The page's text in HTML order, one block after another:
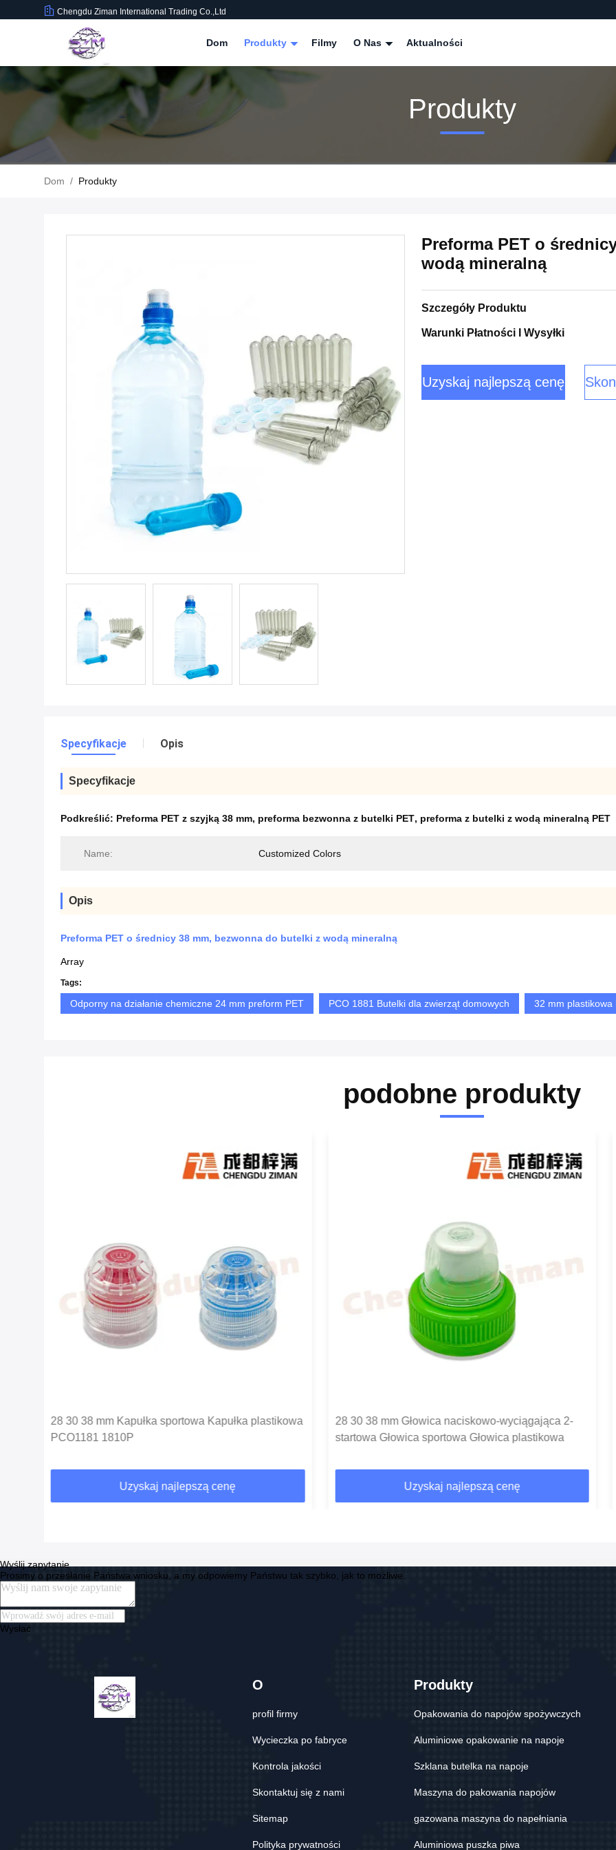
Chengdu Ziman International Trading Co.,Ltd
Dom Produkty Filmy O Nas Aktualności
Produkty
Dom / Produkty
Preforma PET o
wodą mineralną
Szczegóły Produktu
Warunki Płatności I Wysyłki
Uzyskaj najlepszą cenę
Specyfikacje Opis
Specyfikacje
Podkreślić: Preforma PET z szyjką 38 mm, preforma bezwonna z butelki PET, preforma z butelki z wodą mineralną PET
Name: Customized Colors
Opis
Preforma PET o średnicy 38 mm, bezwonna do butelki z wodą mineralną
Array
Tags:
Odporny na działanie chemiczne 24 mm preform PET PCO 1881 Butelki dla zwierząt domowych 32 mm plastikowa
podobne produkty
28 30 38 mm Kapułka sportowa Kapułka plastikowa
PCO1181 1810P
Uzyskaj najlepszą cenę
28 30 38 mm Głowica naciskowo-wyciągająca 2-
startowa Głowica sportowa Głowica plastikowa
Uzyskaj najlepszą cenę
Wyślij zapytanie
Prosimy o przesłanie Państwa wniosku, a my odpowiemy Państwu tak szybko, jak to możliwe.
Wysłać
O
profil firmy
Wycieczka po fabryce
Kontrola jakości
Skontaktuj się z nami
Sitemap
Polityka prywatności
Produkty
Opakowania do napojów spożywczych
Aluminiowe opakowanie na napoje
Szklana butelka na napoje
Maszyna do pakowania napojów
gazowana maszyna do napełniania
Aluminiowa puszka piwa